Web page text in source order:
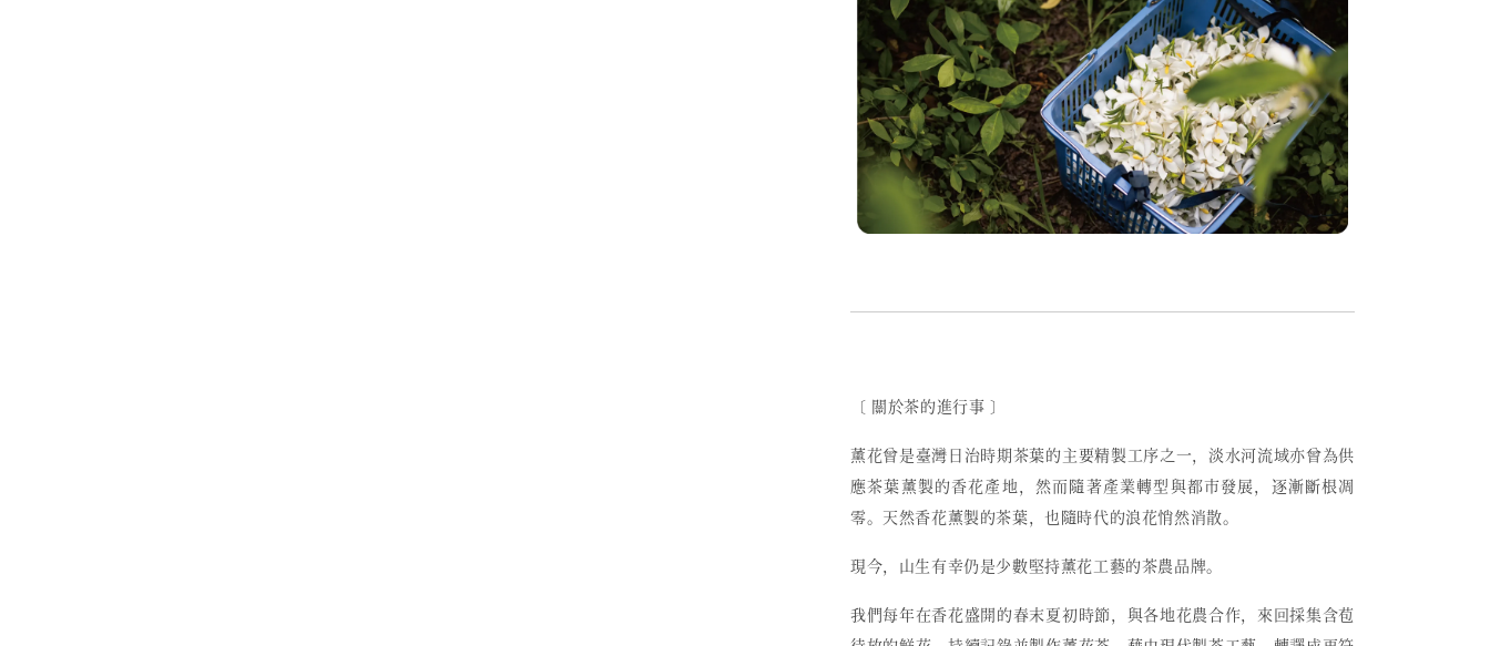
〔 關於茶的進行事 〕
薰花曾是臺灣日治時期茶葉的主要精製工序之一， 淡水河流域亦曾為供
應茶葉薰製的香花產地，然而隨著產業轉型與都市發展，逐漸斷根凋
零。天然香花薰製的茶葉，也隨時代的浪花悄然消散。
現今，山生有幸仍是少數堅持薰花工藝的茶農品牌。
我們每年在香花盛開的春末夏初時節，與各地花農合作，來回採集含苞